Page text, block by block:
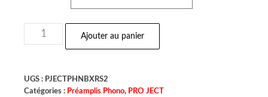
Ajouter au panier
UGS : PJECTPHNBXRS2
Catégories : Préamplis Phono, PRO JECT